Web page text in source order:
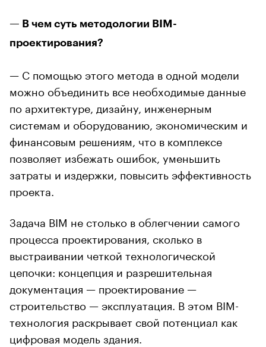
— В чем суть методологии BIM-
проектирования?
— С помощью этого метода в одной модели
можно объединить все необходимые данные
по архитектуре, дизайну, инженерным
системам и оборудованию, экономическим и
финансовым решениям, что в комплексе
позволяет избежать ошибок, уменьшить
затраты и издержки, повысить эффективность
проекта.
Задача BIM не столько в облегчении самого
процесса проектирования, сколько в
выстраивании четкой технологической
цепочки: концепция и разрешительная
документация — проектирование —
строительство — эксплуатация. В этом BIM-
технология раскрывает свой потенциал как
цифровая модель здания.